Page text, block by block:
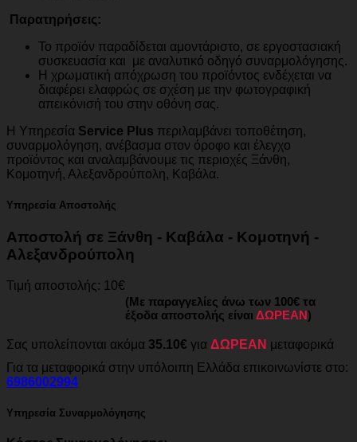
Παρατηρήσεις:
Το προϊόν παραδίδεται αμοντάριστο, σε εργοστασιακή
συσκευασία και με αναλυτικό οδηγό συναρμολόγησης.
Η χρωματική απόχρωση του προϊόντος ενδέχεται να
διαφέρει ελαφρώς σε σχέση με την φωτογραφική
απεικόνισή του στην οθόνη σας.
Η Υπηρεσία Service Plus περιλαμβάνει τοποθέτηση,
συναρμολόγηση, ανέβασμα στον όροφο και έλεγχο
προϊόντος και αναλαμβάνουμε τις περιοχές Ξάνθη,
Κομοτηνή, Αλεξανδρούπολη, Καβάλα.
Υπηρεσία Αποστολής
Αποστολή σε Ξάνθη - Καβάλα - Κομοτηνή -
Αλεξανδρούπολη
Τιμή αποστολής: 10€
(Με παραγγελίες άνω των 100€ τα
έξοδα αποστολής είναι ΔΩΡΕΑΝ)
Σας υπολείπονται ακόμα 35.10€ για ΔΩΡΕΑΝ μεταφορικά
Για τα μεταφορικά στην υπόλοιπη Ελλάδα επικοινωνίστε στο:
6986002994
Υπηρεσία Συναρμολόγησης